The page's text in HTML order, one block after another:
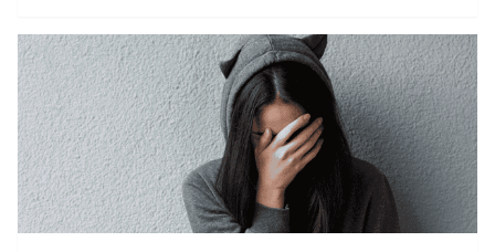
internautów. W sieci pojawiło się dziwne nagranie.
Widać na nim krzątających się przy samochodzie
ludzi: kobietę, mężczyznę i dwuletnie dziecko.
Nagle dziewczynka się przewraca i z dużą siłą
uderza o ziemię.